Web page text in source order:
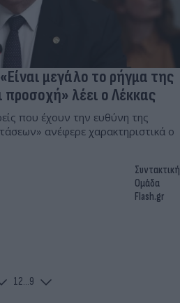
μεγάλο το ρήγμα της
προσοχή» λέει ο Λέκκας
που έχουν την ευθύνη της
ανέφερε χαρακτηριστικά ο
Συντακτική
Ομάδα
Flash.gr
12...9